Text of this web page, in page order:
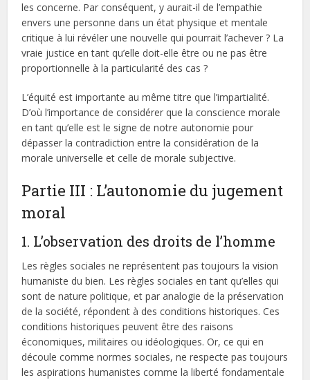
les concerne. Par conséquent, y aurait-il de l’empathie
envers une personne dans un état physique et mentale
critique à lui révéler une nouvelle qui pourrait l’achever ? La
vraie justice en tant qu’elle doit-elle être ou ne pas être
proportionnelle à la particularité des cas ?
L’équité est importante au même titre que l’impartialité.
D’où l’importance de considérer que la conscience morale
en tant qu’elle est le signe de notre autonomie pour
dépasser la contradiction entre la considération de la
morale universelle et celle de morale subjective.
Partie III : L’autonomie du jugement
moral
1. L’observation des droits de l’homme
Les règles sociales ne représentent pas toujours la vision
humaniste du bien. Les règles sociales en tant qu’elles qui
sont de nature politique, et par analogie de la préservation
de la société, répondent à des conditions historiques. Ces
conditions historiques peuvent être des raisons
économiques, militaires ou idéologiques. Or, ce qui en
découle comme normes sociales, ne respecte pas toujours
les aspirations humanistes comme la liberté fondamentale